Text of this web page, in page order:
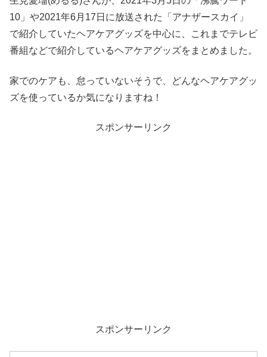
10」や2021年6月17日に放送された「アナザースカイ」
で紹介していたヘアケアグッズを中心に、これまでテレビ
番組などで紹介しているヘアケアグッズをまとめました。
家でのケアも、怠っていないそうで、どんなヘアケアグッ
ズを使っているか気になりますね！
スポンサーリンク
スポンサーリンク